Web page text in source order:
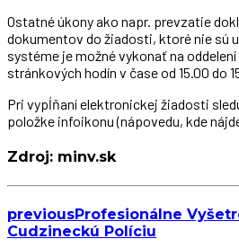
Ostatné úkony ako napr. prevzatie
dokumentov do žiadosti, ktoré nie sú
systéme je možné vykonať na
stránkových hodín v čase od 15.00 do
Pri vypĺňaní elektronickej žiadosti
položke infoikonu (nápovedu, kde
Zdroj: minv.sk
previousProfesionálne
Cudzineckú Políciu